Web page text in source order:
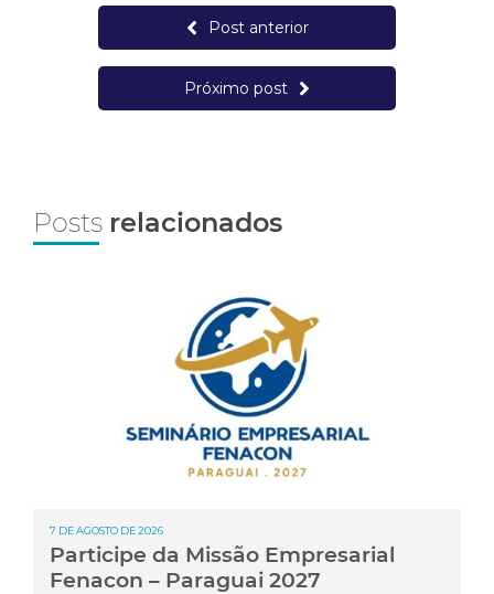
Post anterior
Próximo post
Posts relacionados
7 DE AGOSTO DE 2026
Participe da Missão Empresarial
Fenacon – Paraguai 2027